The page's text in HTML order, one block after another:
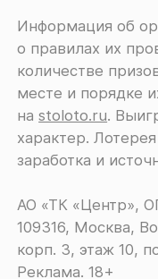
Информация об
о правилах их
количестве
месте и порядке
наstoloto.ru.
характер.
заработка и
АО «ТК «Центр»,
109316, Москва,
корп. 3, этаж 10,
Реклама. 18+